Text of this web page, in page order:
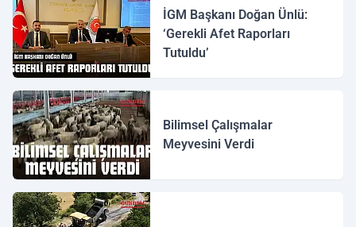
İGM Başkanı Doğan Ünlü:
‘Gerekli Afet Raporları
Tutuldu’
Bilimsel Çalışmalar
Meyvesini Verdi